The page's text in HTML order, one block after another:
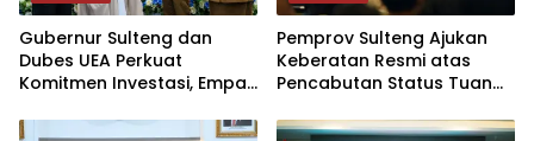
Gubernur Sulteng dan
Dubes UEA Perkuat
Komitmen Investasi, Empat
Pemprov Sulteng Ajukan
Keberatan Resmi atas
Pencabutan Status Tuan
2027